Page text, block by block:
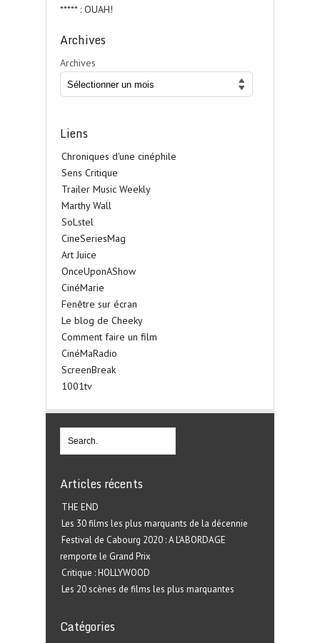
***** : OUAH!
Archives
Archives
Liens
Chroniques d'une cinéphile
Sens Critique
Trailer Music Weekly
Marthy Wall
SoLstel
CineSeriesMag
Art Juice
OnceUponAShow
CinéMarie
Fenêtre sur écran
Le blog de Cheeky
Comment faire un film
CinéMaRadio
ScreenBreak
1001tv
Articles récents
THE END
Les 30 films les plus marquants de la décennie
Festival de Cabourg 2020 : A L’ABORDAGE
remporte le Grand Prix
Critique : HOLLYWOOD
Les 20 scènes de films les plus marquantes
Catégories